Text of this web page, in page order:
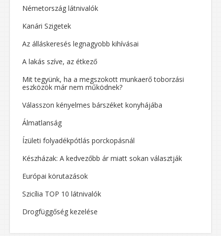
Németország látnivalók
Kanári Szigetek
Az álláskeresés legnagyobb kihívásai
A lakás szíve, az étkező
Mit tegyünk, ha a megszokott munkaerő toborzási
eszközök már nem működnek?
Válasszon kényelmes bárszéket konyhájába
Álmatlanság
Ízületi folyadékpótlás porckopásnál
Készházak: A kedvezőbb ár miatt sokan választják
Európai körutazások
Szicília TOP 10 látnivalók
Drogfüggőség kezelése